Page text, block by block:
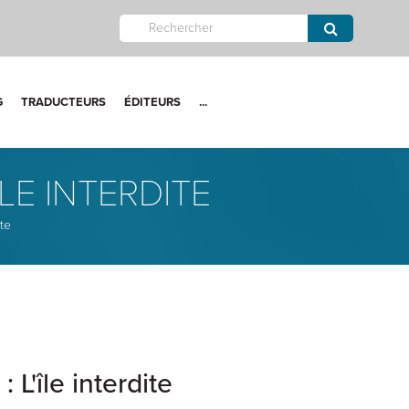
TRADUCTEURS ÉDITEURS ...
INTERDITE
L'île interdite